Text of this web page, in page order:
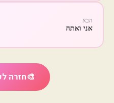
הבא
אני ואתה
🎨חזרה